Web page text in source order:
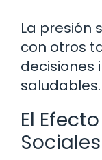
La presión
con otros
decisiones
saludables.
El
Sociales